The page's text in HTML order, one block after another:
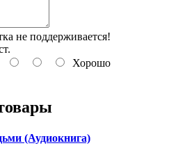
не поддерживается!
Хорошо
(Аудиокнига)